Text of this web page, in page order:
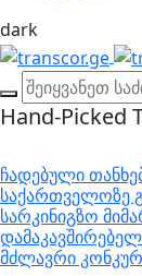
dark
Hand-Picked
ჩადებული
საქართველოზე
სარკინიგზო
მძლავრი